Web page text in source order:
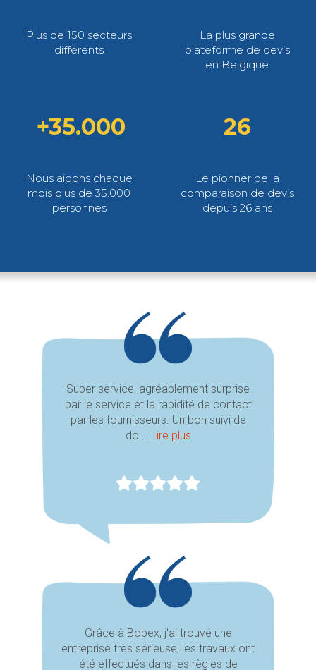
Plus de 150 secteurs
différents
La plus grande
plateforme de devis
en Belgique
+35.000
Nous aidons chaque
mois plus de 35.000
personnes
26
Le pionner de la
comparaison de devis
depuis 26 ans
Super service, agréablement surprise
par le service et la rapidité de contact
par les fournisseurs. Un bon suivi de
do...
Lire plus
Grâce à Bobex, j'ai trouvé une
entreprise très sérieuse, les travaux ont
été effectués dans les règles de